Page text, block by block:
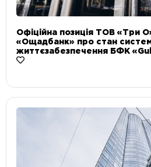
Офіційна позиція ТОВ «Три
«Ощадбанк» про стан
життєзабезпечення БФК